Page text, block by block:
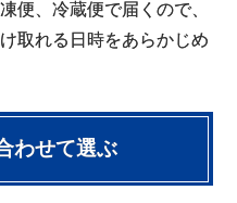
便、冷蔵便で届くので、
取れる日時をあらかじめ
わせて選ぶ